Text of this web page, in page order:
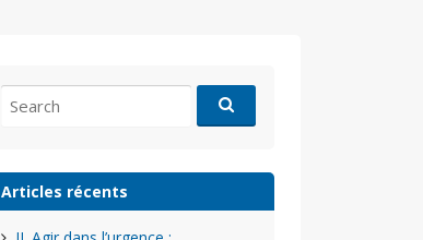
for:
Articles récents